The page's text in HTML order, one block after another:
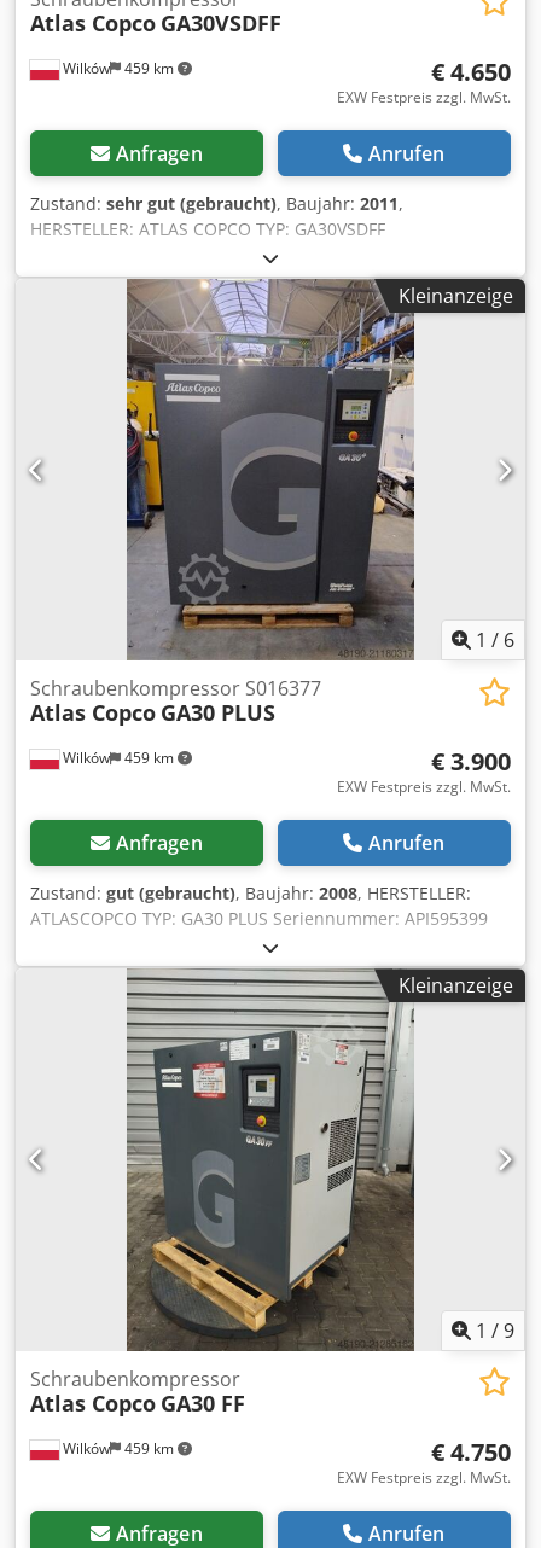
Wilków 459 km
Atlas Copco GA30VSDFF
€ 4.650
EXW Festpreis zzgl. MwSt.
Anfragen Anrufen
Zustand: sehr gut (gebraucht), Baujahr: 2011,
HERSTELLER: ATLAS COPCO TYP: GA30VSDFF
SERIENNUMMER: API431056 BAUJAHR: 2011 LEISTUNG
(kW): 30 FÖRDERMENGE (m3/min): 5,58 DRUCK (bar): 12,80
BETRIEBSSTUNDEN (DOK./GESAMT): 33313 Dodpfxjylyz Do
Am Aekr FREQUENZUMRICHTER: ja INTEGRIERTER
Trockner: ja WÄRMETAUSCHER: nein GEKÜHLT
(LUFT/WASSER): luft
Kleinanzeige
1 / 6
Wilków 459 km
Schraubenkompressor S016377
Atlas Copco GA30 PLUS
€ 3.900
EXW Festpreis zzgl. MwSt.
Anfragen Anrufen
Zustand: gut (gebraucht), Baujahr: 2008, HERSTELLER:
ATLASCOPCO TYP: GA30 PLUS Seriennummer: API595399
Baujahr: 2008 Leistung (kW): 30 Liefermenge (m3/min): 4,8
Druck (bar): 10 Betriebsstunden (dokumentiert/gesamt):
Frequenzumrichter: nein Eingebauter Trockner: nein
Dsdoyhn R Sepfx Am Aekr Wärmetauscher: nein Kühlung
(Luft/Wasser): Luft
Kleinanzeige
1 /9
Wilków 459 km
Schraubenkompressor
Atlas Copco GA30 FF
€ 4.750
EXW Festpreis zzgl. MwSt.
Anfragen Anrufen